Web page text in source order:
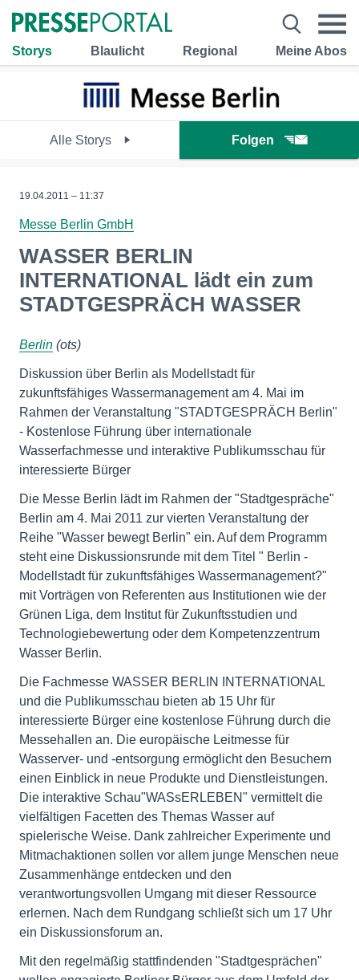
Storys Blaulicht Regional Meine Abos
Alle Storys Folgen
19.04.2011 – 11:37
Messe Berlin GmbH
WASSER BERLIN
INTERNATIONAL lädt ein zum
STADTGESPRÄCH WASSER
Berlin (ots)
Diskussion über Berlin als Modellstadt für
zukunftsfähiges Wassermanagement am 4. Mai im
Rahmen der Veranstaltung "STADTGESPRÄCH Berlin"
- Kostenlose Führung über internationale
Wasserfachmesse und interaktive Publikumsschau für
interessierte Bürger
Die Messe Berlin lädt im Rahmen der "Stadtgespräche"
Berlin am 4. Mai 2011 zur vierten Veranstaltung der
Reihe "Wasser bewegt Berlin" ein. Auf dem Programm
steht eine Diskussionsrunde mit dem Titel " Berlin -
Modellstadt für zukunftsfähiges Wassermanagement?"
mit Vorträgen von Referenten aus Institutionen wie der
Grünen Liga, dem Institut für Zukunftsstudien und
Technologiebewertung oder dem Kompetenzzentrum
Wasser Berlin.
Die Fachmesse WASSER BERLIN INTERNATIONAL
und die Publikumsschau bieten ab 15 Uhr für
interessierte Bürger eine kostenlose Führung durch die
Messehallen an. Die europäische Leitmesse für
Wasserver- und -entsorgung ermöglicht den Besuchern
einen Einblick in neue Produkte und Dienstleistungen.
Die interaktive Schau"WASsERLEBEN" vermittelt die
vielfältigen Facetten des Themas Wasser auf
spielerische Weise. Dank zahlreicher Experimente und
Mitmachaktionen sollen vor allem junge Menschen neue
Zusammenhänge entdecken und den
verantwortungsvollen Umgang mit dieser Ressource
erlernen. Nach dem Rundgang schließt sich um 17 Uhr
ein Diskussionsforum an.
Mit den regelmäßig stattfindenden "Stadtgesprächen"